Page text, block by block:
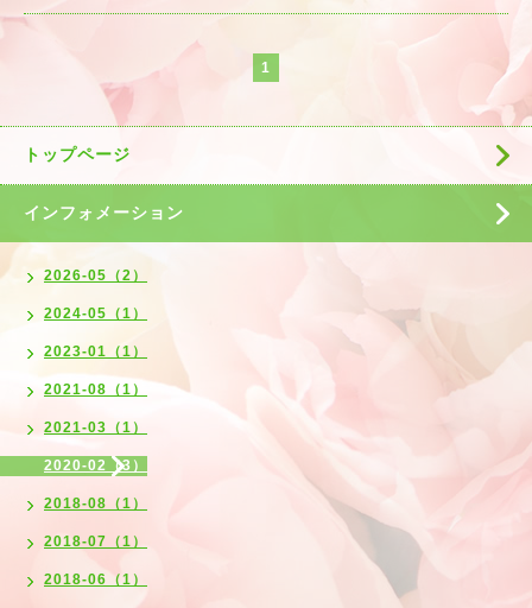
1
トップページ
インフォメーション
2026-05（2）
2024-05（1）
2023-01（1）
2021-08（1）
2021-03（1）
2020-02（3）
2018-08（1）
2018-07（1）
2018-06（1）